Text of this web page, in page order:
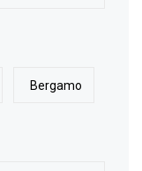
Bergamo